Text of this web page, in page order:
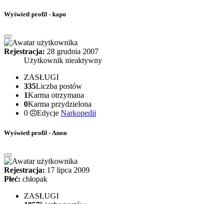
Wyświetl profil - kapo
Rejestracja: 28 grudnia 2007
Użytkownik nieaktywny
ZASŁUGI
335Liczba postów
1Karma otrzymana
0Karma przydzielona
0
Edycje Narkopedii
Wyświetl profil - Anon
Rejestracja: 17 lipca 2009
Płeć: chłopak
ZASŁUGI